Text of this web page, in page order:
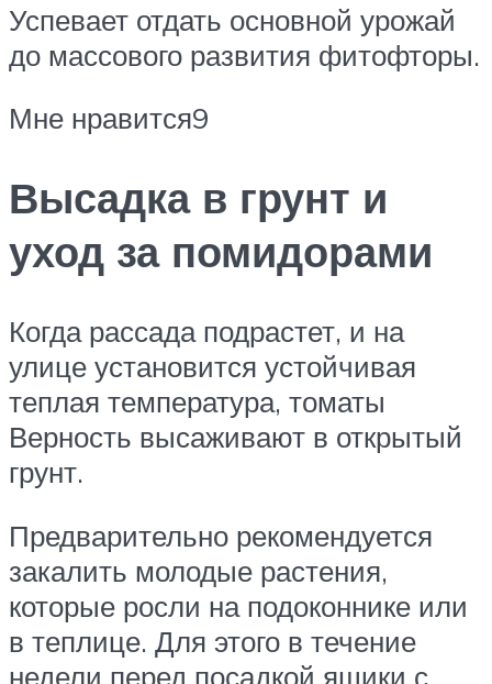
Успевает отдать основной урожай
до массового развития фитофторы.
Мне нравится9
Высадка в грунт и
уход за помидорами
Когда рассада подрастет, и на
улице установится устойчивая
теплая температура, томаты
Верность высаживают в открытый
грунт.
Предварительно рекомендуется
закалить молодые растения,
которые росли на подоконнике или
в теплице. Для этого в течение
недели перед посадкой ящики с